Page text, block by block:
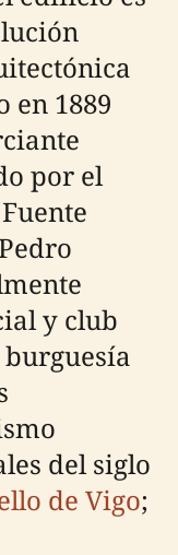
en 1889
por el
y club
del siglo
de Vigo;